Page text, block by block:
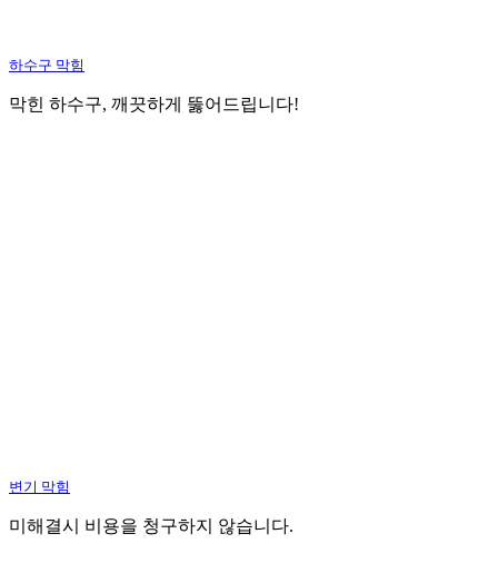
하수구 막힘
막힌 하수구, 깨끗하게 뚫어드립니다!
변기 막힘
미해결시 비용을 청구하지 않습니다.